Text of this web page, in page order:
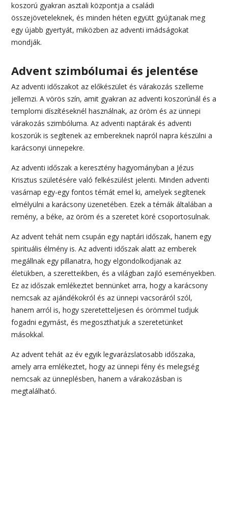
koszorú gyakran asztali központja a családi
összejöveteleknek, és minden héten együtt gyújtanak meg
egy újabb gyertyát, miközben az adventi imádságokat
mondják.
Advent szimbólumai és jelentése
Az adventi időszakot az előkészület és várakozás szelleme
jellemzi. A vörös szín, amit gyakran az adventi koszorúnál és a
templomi díszítéseknél használnak, az öröm és az ünnepi
várakozás szimbóluma. Az adventi naptárak és adventi
koszorúk is segítenek az embereknek napról napra készülni a
karácsonyi ünnepekre.
Az adventi időszak a keresztény hagyományban a Jézus
Krisztus születésére való felkészülést jelenti. Minden adventi
vasárnap egy-egy fontos témát emel ki, amelyek segítenek
elmélyülni a karácsony üzenetében. Ezek a témák általában a
remény, a béke, az öröm és a szeretet köré csoportosulnak.
Az advent tehát nem csupán egy naptári időszak, hanem egy
spirituális élmény is. Az adventi időszak alatt az emberek
megállnak egy pillanatra, hogy elgondolkodjanak az
életükben, a szeretteikben, és a világban zajló eseményekben.
Ez az időszak emlékeztet bennünket arra, hogy a karácsony
nemcsak az ajándékokról és az ünnepi vacsoráról szól,
hanem arról is, hogy szeretetteljesen és örömmel tudjuk
fogadni egymást, és megoszthatjuk a szeretetünket
másokkal.
Az advent tehát az év egyik legvarázslatosabb időszaka,
amely arra emlékeztet, hogy az ünnepi fény és melegség
nemcsak az ünneplésben, hanem a várakozásban is
megtalálható.